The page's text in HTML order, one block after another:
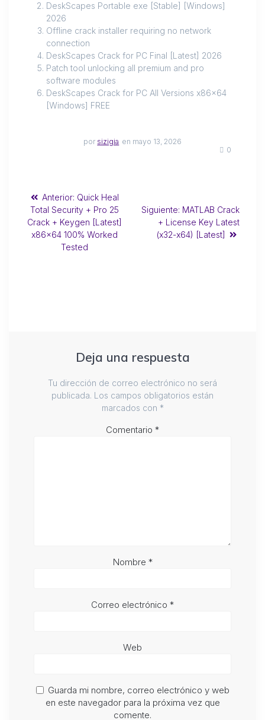
DeskScapes Portable exe [Stable] [Windows]
2026
Offline crack installer requiring no network
connection
DeskScapes Crack for PC Final [Latest] 2026
Patch tool unlocking all premium and pro
software modules
DeskScapes Crack for PC All Versions x86x64
[Windows] FREE
por sizigia en mayo 13, 2026
0
Anterior: Quick Heal
Total Security + Pro 25
Crack + Keygen [Latest]
x86x64 100% Worked
Tested
Siguiente: MATLAB Crack
+ License Key Latest
(x32-x64) [Latest]
Deja una respuesta
Tu dirección de correo electrónico no será
publicada. Los campos obligatorios están
marcados con *
Comentario *
Nombre *
Correo electrónico *
Web
Guarda mi nombre, correo electrónico y web
en este navegador para la próxima vez que
comente.